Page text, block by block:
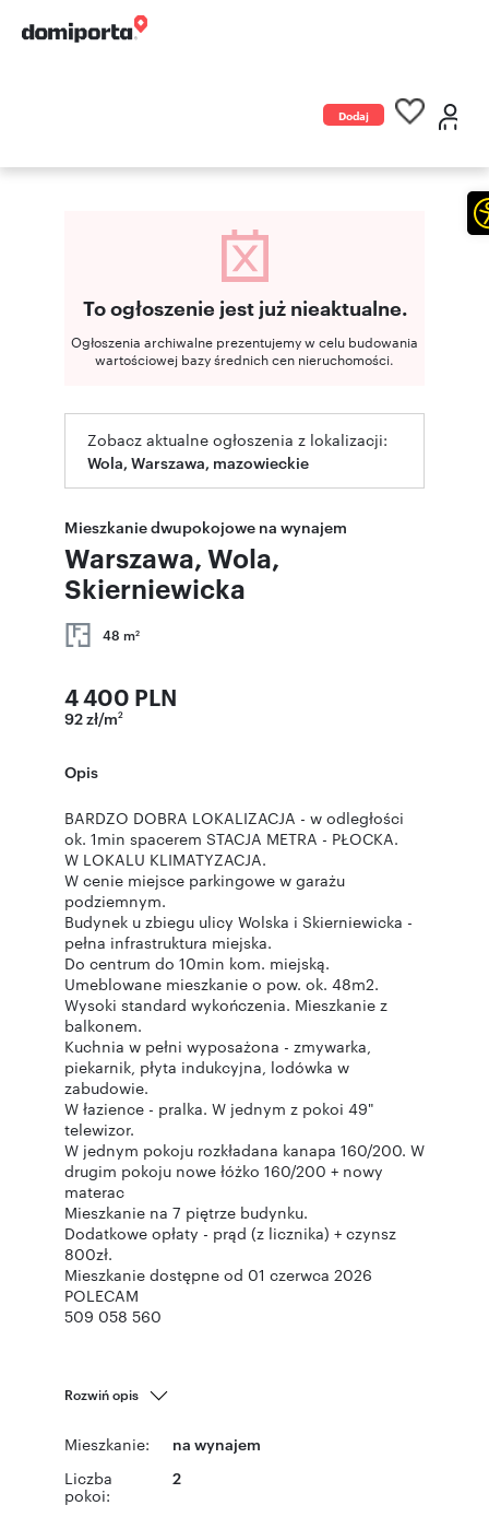
Dodaj
To ogłoszenie jest już nieaktualne.
Ogłoszenia archiwalne prezentujemy w celu budowania
wartościowej bazy średnich cen nieruchomości.
Zobacz aktualne ogłoszenia z lokalizacji:
Wola, Warszawa, mazowieckie
Mieszkanie dwupokojowe na wynajem
Warszawa, Wola,
Skierniewicka
48 m2
4 400 PLN
92 zł/m2
Opis
BARDZO DOBRA LOKALIZACJA - w odległości
ok. 1min spacerem STACJA METRA - PŁOCKA.
W LOKALU KLIMATYZACJA.
W cenie miejsce parkingowe w garażu
podziemnym.
Budynek u zbiegu ulicy Wolska i Skierniewicka -
pełna infrastruktura miejska.
Do centrum do 10min kom. miejską.
Umeblowane mieszkanie o pow. ok. 48m2.
Wysoki standard wykończenia. Mieszkanie z
balkonem.
Kuchnia w pełni wyposażona - zmywarka,
piekarnik, płyta indukcyjna, lodówka w
zabudowie.
W łazience - pralka. W jednym z pokoi 49"
telewizor.
W jednym pokoju rozkładana kanapa 160/200. W
drugim pokoju nowe łóżko 160/200 + nowy
materac
Mieszkanie na 7 piętrze budynku.
Dodatkowe opłaty - prąd (z licznika) + czynsz
800zł.
Mieszkanie dostępne od 01 czerwca 2026
POLECAM
509 058 560
Rozwiń opis
Mieszkanie: na wynajem
Liczba
pokoi:
2